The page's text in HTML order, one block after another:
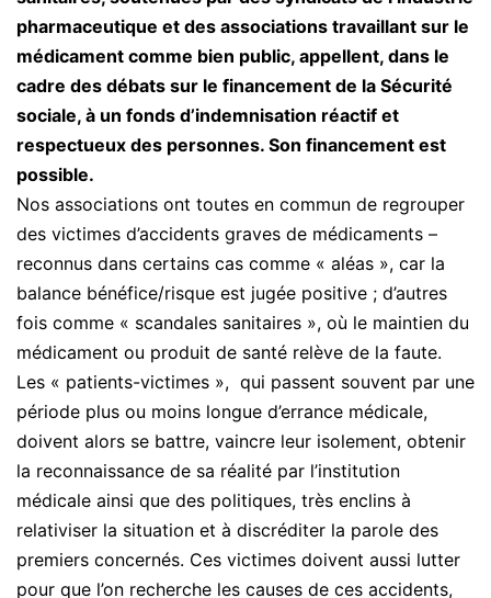
pharmaceutique et des associations travaillant sur le
médicament comme bien public, appellent, dans le
cadre des débats sur le financement de la Sécurité
sociale, à un fonds d’indemnisation réactif et
respectueux des personnes. Son financement est
possible.
Nos associations ont toutes en commun de regrouper
des victimes d’accidents graves de médicaments –
reconnus dans certains cas comme « aléas », car la
balance bénéfice/risque est jugée positive ; d’autres
fois comme « scandales sanitaires », où le maintien du
médicament ou produit de santé relève de la faute.
Les « patients-victimes », qui passent souvent par une
période plus ou moins longue d’errance médicale,
doivent alors se battre, vaincre leur isolement, obtenir
la reconnaissance de sa réalité par l’institution
médicale ainsi que des politiques, très enclins à
relativiser la situation et à discréditer la parole des
premiers concernés. Ces victimes doivent aussi lutter
pour que l’on recherche les causes de ces accidents,